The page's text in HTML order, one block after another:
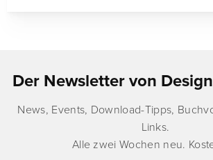
Der Newsletter von
News, Events, Download-Tipps,
Links.
Alle zwei Wochen neu.